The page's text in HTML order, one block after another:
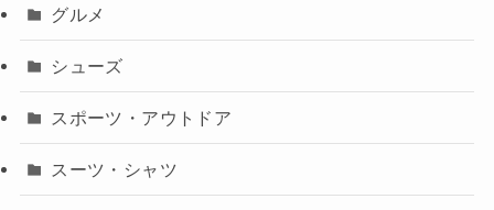
グルメ
シューズ
スポーツ・アウトドア
スーツ・シャツ